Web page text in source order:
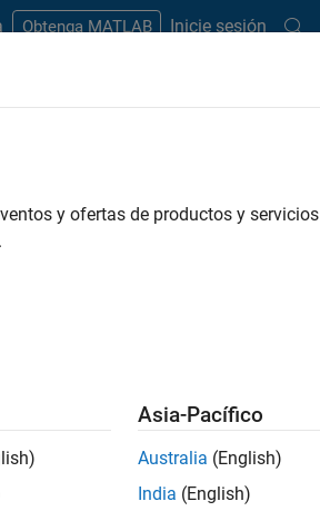
Obtenga MATLAB Inicie sesión
y ofertas de productos y servicios
.
Asia-Pacífico
Australia (English)
India (English)